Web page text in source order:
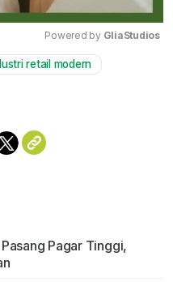
Powered by GliaStudios
retail modern
Pagar Tinggi,